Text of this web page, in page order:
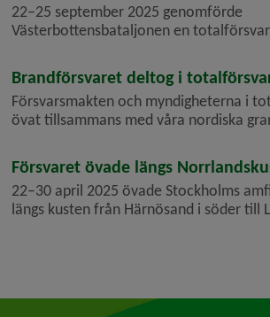
22–25 september 2025 genomförde
Västerbottensbataljonen en
lös ammunition. Det medförde också
verksamhet och militära transporter i
Brandförsvaret deltog i
Försvarsmakten och myndigheterna i
övat tillsammans med våra nordiska
attribuera en motståndares angrepp
Brandförsvaret deltog i en ö...
Försvaret övade längs
22–30 april 2025 övade Stockholms
längs kusten från Härnösand i söder till